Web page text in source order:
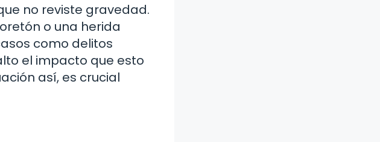
no reviste gravedad.
o una herida
como delitos
el impacto que esto
así, es crucial